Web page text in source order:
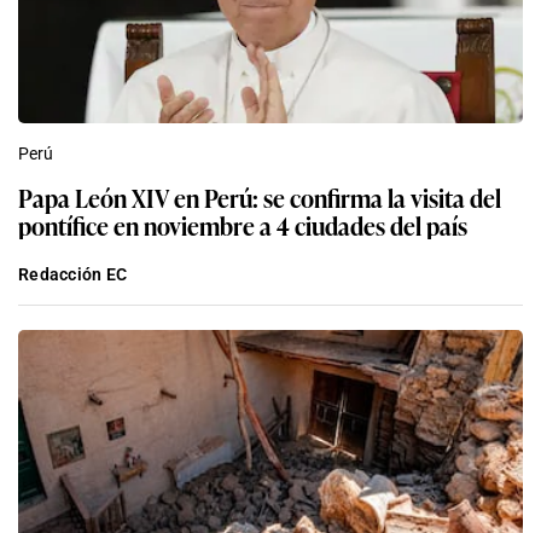
Perú
Papa León XIV en Perú: se confirma la visita del
pontífice en noviembre a 4 ciudades del país
Redacción EC